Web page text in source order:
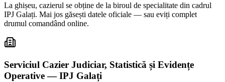
La ghișeu, cazierul se obține de la biroul de specialitate din cadrul
IPJ Galați. Mai jos găsești datele oficiale — sau eviți complet
drumul comandând online.
Serviciul Cazier Judiciar, Statistică și Evidențe
Operative — IPJ Galați